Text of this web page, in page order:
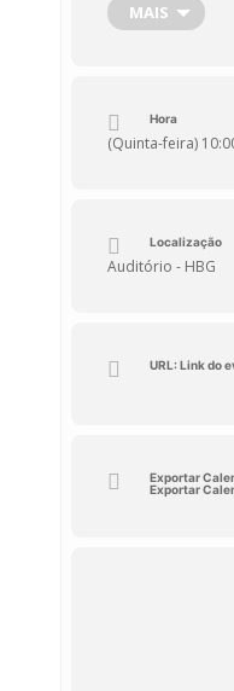
MAIS
Hora
(Quinta-feira)
Localização
Auditório - HBG
URL: Link do
Exportar
Exportar